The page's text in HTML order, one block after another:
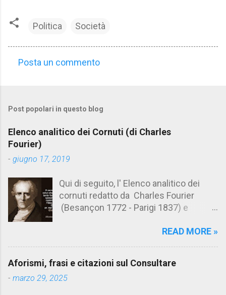
Politica Società
m
e
n
t
Posta un commento
Post popolari in questo blog
Elenco analitico dei Cornuti (di Charles
Fourier)
- giugno 17, 2019
Qui di seguito, l' Elenco analitico dei
cornuti redatto da Charles Fourier
(Besançon 1772 - Parigi 1837) e
Aforismario trovi anche una raccolta di
cornuto pretenzioso: colui che ritiene
sua moglie tanto fortunata, per averlo
READ MORE »
Aforismi, frasi e citazioni sul Consultare
- marzo 29, 2025